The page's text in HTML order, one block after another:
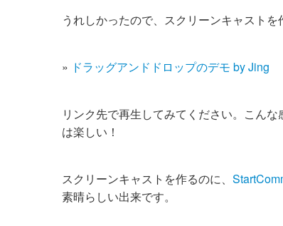
うれしかったので、スクリーンキャストを
» ドラッグアンドドロップのデモ by Jing
リンク先で再生してみてください。こん
は楽しい！
スクリーンキャストを作るのに、
素晴らしい出来です。